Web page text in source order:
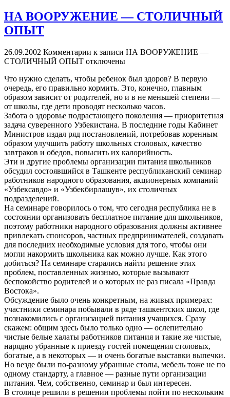
НА ВООРУЖЕНИЕ — СТОЛИЧНЫЙ
ОПЫТ
26.09.2002 Комментарии к записи НА ВООРУЖЕНИЕ —
СТОЛИЧНЫЙ ОПЫТ отключены
Что нужно сделать, чтобы ребенок был здоров? В первую
очередь, его правильно кормить. Это, конечно, главным
образом зависит от родителей, но и в не меньшей степени —
от школы, где дети проводят несколько часов.
Забота о здоровье подрастающего поколения — приоритетная
задача суверенного Узбекистана. В последние годы Кабинет
Министров издал ряд постановлений, потребовав коренным
образом улучшить работу школьных столовых, качество
завтраков и обедов, повысить их калорийность.
Эти и другие проблемы организации питания школьников
обсудил состоявшийся в Ташкенте республиканский семинар
работников народного образования, акционерных компаний
«Узбексавдо» и «Узбекбирлашув», их столичных
подразделений.
На семинаре говорилось о том, что сегодня республика не в
состоянии организовать бесплатное питание для школьников,
поэтому работники народного образования должны активнее
привлекать спонсоров, частных предпринимателей, создавать
для последних необходимые условия для того, чтобы они
могли накормить школьника как можно лучше. Как этого
добиться? На семинаре старались найти решение этих
проблем, поставленных жизнью, которые вызывают
беспокойство родителей и о которых не раз писала «Правда
Востока».
Обсуждение было очень конкретным, на живых примерах:
участники семинара побывали в ряде ташкентских школ, где
познакомились с организацией питания учащихся. Сразу
скажем: общим здесь было только одно — ослепительно
чистые белые халаты работников питания и такие же чистые,
нарядно убранные к приезду гостей помещения столовых,
богатые, а в некоторых — и очень богатые выставки выпечки.
Но везде были по-разному убранные столы, мебель тоже не по
одному стандарту, а главное — разные пути организации
питания. Чем, собственно, семинар и был интересен.
В столице решили в решении проблемы пойти по нескольким